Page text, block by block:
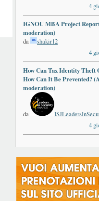
4
IGNOU MBA Project
moderation)
da
shakir12
4
How Can Tax Identity Theft
How Can It Be Prevented?
moderation)
da
4